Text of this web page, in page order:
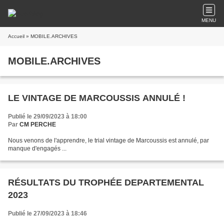
MENU
Accueil » MOBILE.ARCHIVES
MOBILE.ARCHIVES
LE VINTAGE DE MARCOUSSIS ANNULÉ !
Publié le 29/09/2023 à 18:00
Par CM PERCHE
Nous venons de l'apprendre, le trial vintage de Marcoussis est annulé, par
manque d'engagés ...
RÉSULTATS DU TROPHÉE DEPARTEMENTAL
2023
Publié le 27/09/2023 à 18:46